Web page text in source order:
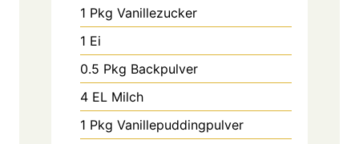
1 Pkg Vanillezucker
1 Ei
0.5 Pkg Backpulver
4 EL Milch
1 Pkg Vanillepuddingpulver